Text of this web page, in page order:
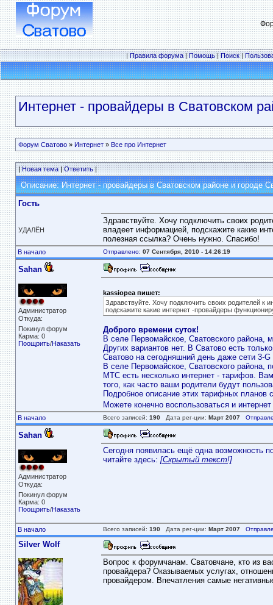
|Правила форума|Помощь|Поиск|
Интернет - провайдеры в Сватовском
Форум Сватово» Интернет» Все про Интернет
|Новая тема|Ответить|
Описание: Интернет - провайдеры в Сватовском районе и городе
Гость
УДАЛЁН
Здравствуйте. Хочу подключить своих
владеет информацией, подскажите какие
полезная ссылка? Очень нужно. Спасибо!
В начало Отправлено: 07 Сентября, 2010 - 14:26:19
Sahan
Администратор
Откуда: 
Покинул форум
Карма: 0
Поощрить/Наказать
kassiopea пишет:
Здравствуйте. Хочу подключить своих родителей к
подскажите какие интернет -провайдеры
Доброго времени суток!
В селе Первомайское, Сватовского
Других вариантов нет. В Сватово есть
Сватово на сегодняшний день даже сети 3-
В селе Первомайское, Сватовского
МТС есть несколько интернет - тарифов.
того, как часто ваши родители будут
Подробное описание этих тарифных
Можете конечно воспользоваться и
В начало Всего записей: 190Дата рег-ции: Март 2007
Sahan
Администратор
Откуда: 
Покинул форум
Карма: 0
Поощрить/Наказать
Сегодня появилась ещё одна возможность
читайте здесь: [Скрытый текст!]
В начало Всего записей: 190Дата рег-ции: Март 2007
Silver Wolf
Вопрос к форумчанам. Сватовчане, кто из
провайдера? Оказываемых услугах,
провайдером. Впечатления самые